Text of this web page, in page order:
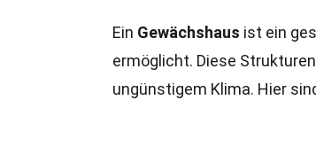
Ein Gewächshaus ist ein
ermöglicht. Diese
ungünstigem Klima. Hier